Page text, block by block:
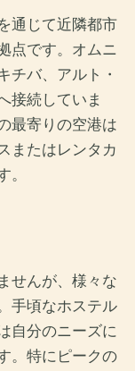
通じて近隣都市
点です。オムニ
チバ、アルト・
接続していま
最寄りの空港は
またはレンタカ
。
せんが、様々な
手頃なホステル
自分のニーズに
。特にピークの